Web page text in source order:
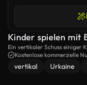
Kinder spielen mit
Ein vertikaler Schuss einiger
Kostenlose kommerzielle
vertikal Urkaine